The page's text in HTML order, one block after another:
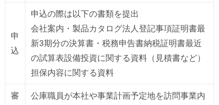
申
込
申込の際は以下の書類を提出
会社案内・製品カタログ法人登記事項証明書最
新3期分の決算書・税務申告書納税証明書最近
の試算表設備投資に関する資料（見積書など）
担保内容に関する資料
審
公庫職員が本社や事業計画予定地を訪問事業内